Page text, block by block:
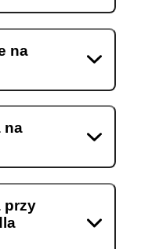
na
na
przy